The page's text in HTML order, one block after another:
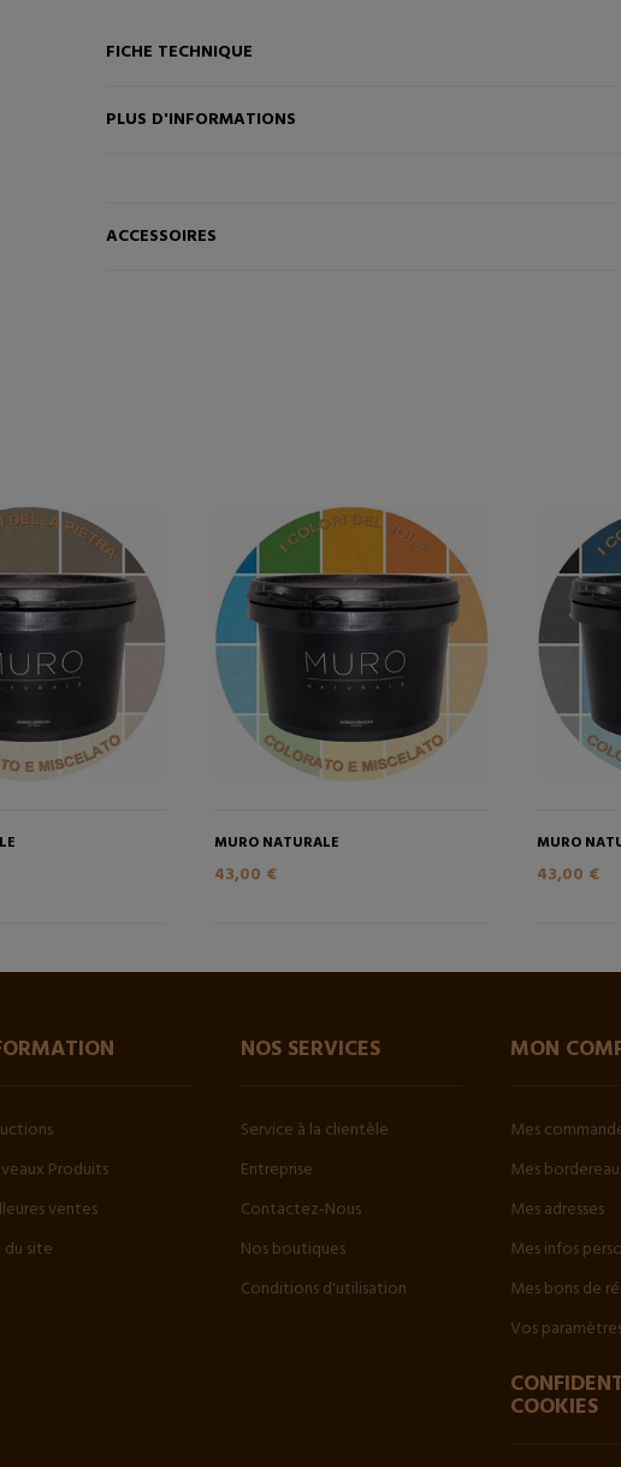
FICHE TECHNIQUE
PLUS D'INFORMATIONS
ACCESSOIRES
AU PANIER
MURO NATURALE
43,00 €
MURO
43,00 €
Produits
ventes
du site
NOS SERVICES
Service à la clientèle
Entreprise
Contactez-Nous
Nos boutiques
Conditions d'utilisation
MON
Mes
Mes
Mes adresses
Mes infos
Mes bons de
Vos
COOKIES